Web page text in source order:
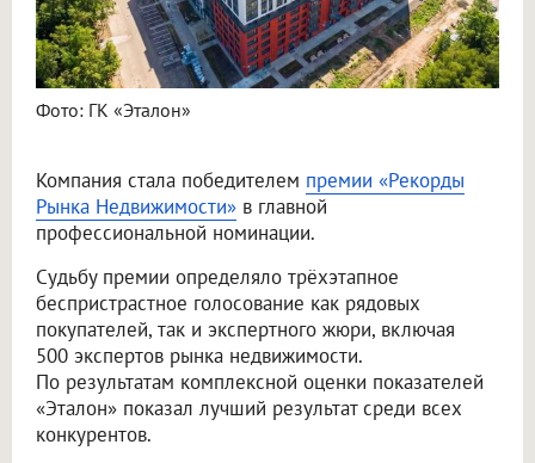
Фото: ГК «Эталон»
Компания стала победителем премии «Рекорды
Рынка Недвижимости» в главной
профессиональной номинации.
Судьбу премии определяло трёхэтапное
беспристрастное голосование как рядовых
покупателей, так и экспертного жюри, включая
500 экспертов рынка недвижимости.
По результатам комплексной оценки показателей
«Эталон» показал лучший результат среди всех
конкурентов.